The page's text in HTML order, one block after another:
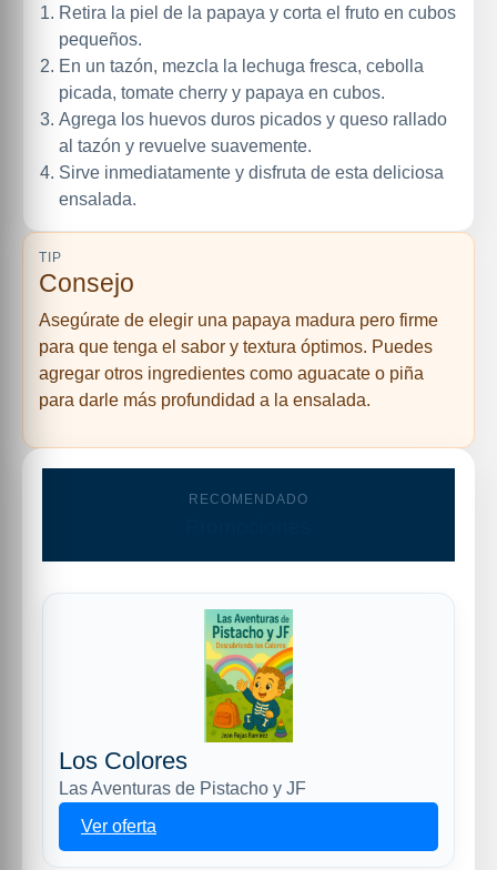
Retira la piel de la papaya y corta el fruto en cubos
pequeños.
En un tazón, mezcla la lechuga fresca, cebolla
picada, tomate cherry y papaya en cubos.
Agrega los huevos duros picados y queso rallado
al tazón y revuelve suavemente.
Sirve inmediatamente y disfruta de esta deliciosa
ensalada.
TIP
Consejo
Asegúrate de elegir una papaya madura pero firme
para que tenga el sabor y textura óptimos. Puedes
agregar otros ingredientes como aguacate o piña
para darle más profundidad a la ensalada.
RECOMENDADO
Los Colores
Las Aventuras de Pistacho y JF
Ver oferta